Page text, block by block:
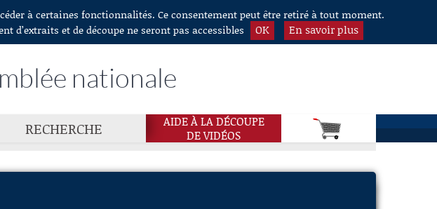
à certaines fonctionnalités. Ce consentement peut être retiré à tout moment.
d’extraits et de découpe ne seront pas accessibles
OK En savoir plus
nationale
RECHERCHE
AIDE À LA DÉCOUPE
DE VIDÉOS